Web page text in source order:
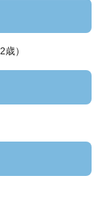
）